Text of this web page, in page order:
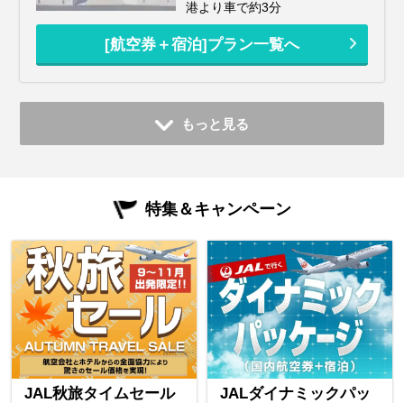
港より車で約3分
[航空券＋宿泊]プラン一覧へ
もっと見る
特集＆キャンペーン
JAL秋旅タイムセール
JALダイナミックパッ